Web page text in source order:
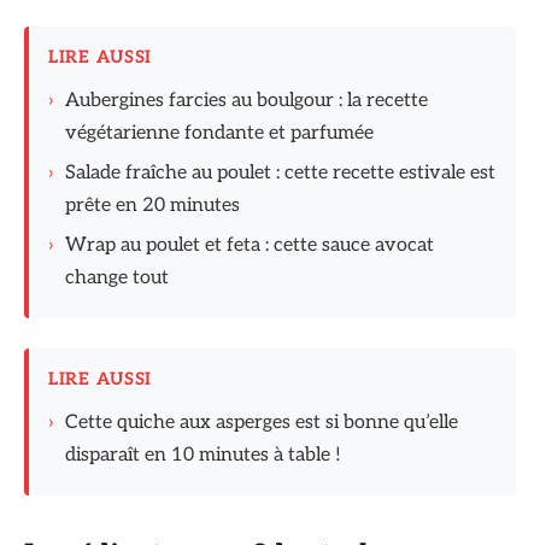
LIRE AUSSI
› Aubergines farcies au boulgour : la recette
végétarienne fondante et parfumée
› Salade fraîche au poulet : cette recette estivale est
prête en 20 minutes
› Wrap au poulet et feta : cette sauce avocat
change tout
LIRE AUSSI
› Cette quiche aux asperges est si bonne qu’elle
disparaît en 10 minutes à table !